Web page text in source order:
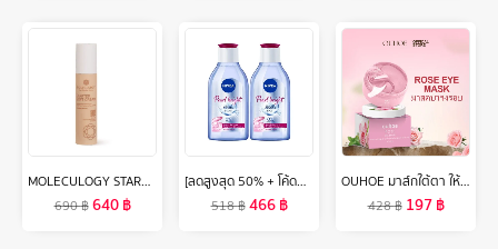
MOLECULOGY STARTER SOFT CREAM โมเลกุลโลจี้ สตาร์ทเตอร์ ซอฟท์ ครีม
690฿640฿
[ลดสูงสุด 50% + โค้ดลดเพิ่ม 20%]นีเวีย ไมเซล่า เช็ดเครื่องสำอาง เพิร์ลไบรท์ 400 มล. 2 ชิ้น NIVEA
518฿466฿
OUHOE มาส์กใต้ตา ให้ความชุ่มชื่นลดรอยหมองคล้ำบำรุงรอบดวงตาลดผ้าปิดตากุหลาบผิวรอบดวงตาลบเลือนริ้วรอยถุงใต้ตาและรอยคล้ำผ้าปิดตาคอลลาเจนช่วยบำรุงผิวลดเลือนริ้วรอยรอยความงามสิวคล้ำสำหรับบำรุงผิวตา
428฿ 197฿